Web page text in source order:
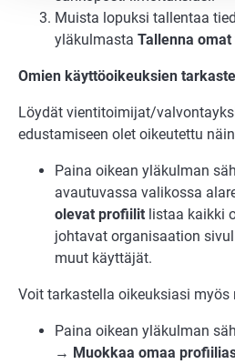
Muista lopuksi tallentaa
yläkulmasta Tallenna
Omien käyttöoikeuksien
Löydät vientitoimijat/
edustamiseen olet oikeutettu
Paina oikean yläkulman
avautuvassa valikossa
olevat profiilit listaa kaikki
johtavat organisaation
muut käyttäjät.
Voit tarkastella oikeuksiasi myös
Paina oikean yläkulman
→ Muokkaa omaa